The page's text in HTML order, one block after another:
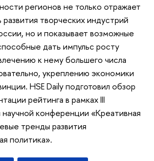
регионов не только отражает
творческих индустрий
но и показывает возможные
дать импульс росту
к нему большего числа
укреплению экономики
HSE Daily подготовил обзор
рейтинга в рамках III
конференции «Креативная
тренды развития
политика».